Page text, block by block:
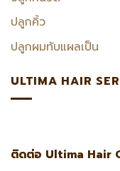
ปลูกคิ้ว
ปลูกผมทับแผลเป็น
ULTIMA HAIR
ติดต่อ Ultima Hair